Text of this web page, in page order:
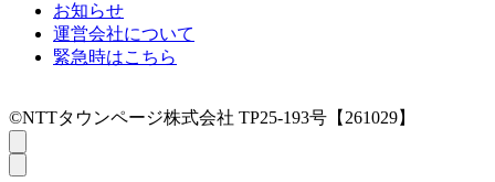
お知らせ
運営会社について
緊急時はこちら
©NTTタウンページ株式会社 TP25-193号【261029】